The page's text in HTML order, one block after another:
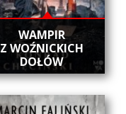
WAMPIR
Z WOŹNICKICH
DOŁÓW